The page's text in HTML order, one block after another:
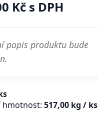
Kč s DPH
popis produktu bude
hmotnost: 517,00 kg / ks